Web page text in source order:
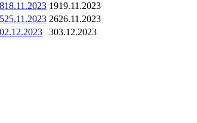
18.11.2023 1919.11.2023
25.11.2023 2626.11.2023
02.12.2023 303.12.2023